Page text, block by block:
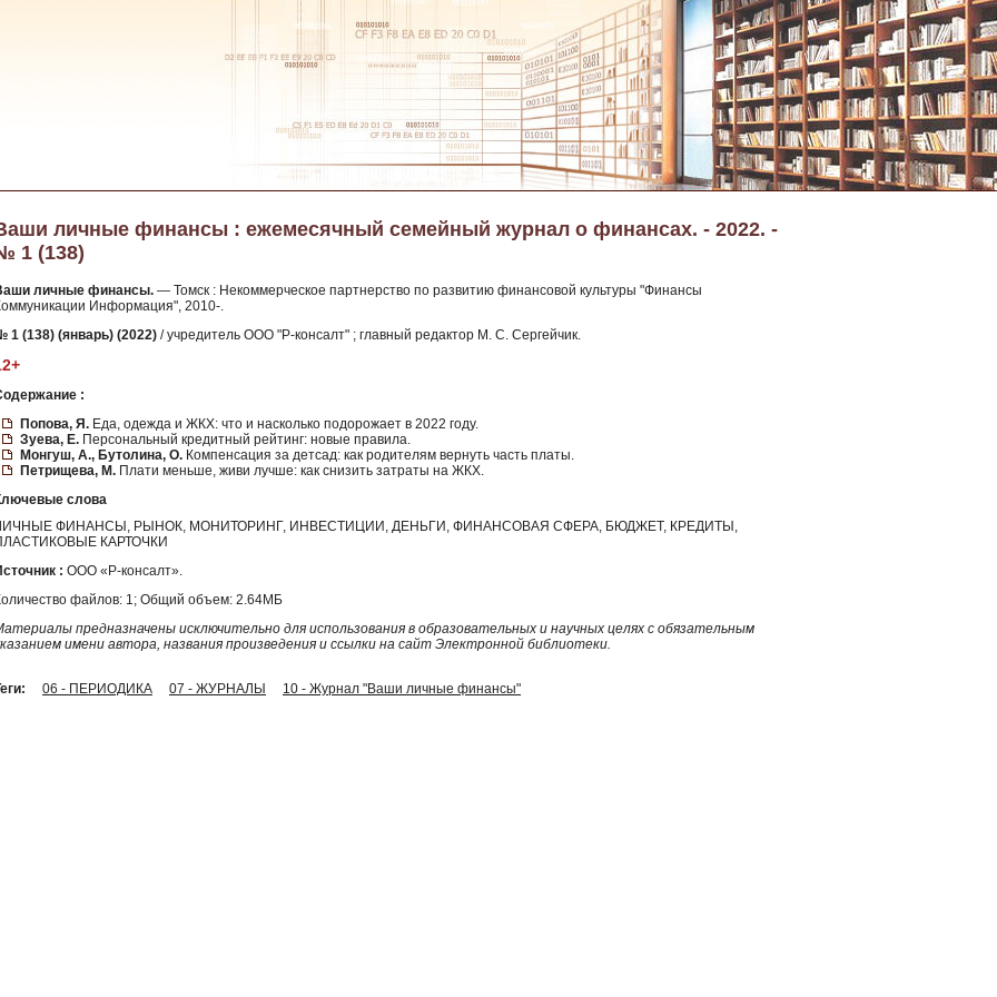
личные финансы : ежемесячный семейный журнал о финансах. - 2022. -
1 (138)
личные финансы. — Томск : Некоммерческое партнерство по развитию финансовой культуры "Финансы
Информация", 2010-.
1 (138) (январь) (2022) / учредитель ООО "Р-консалт" ; главный редактор М. С. Сергейчик.
:
Попова, Я. Еда, одежда и ЖКХ: что и насколько подорожает в 2022 году.
Зуева, Е. Персональный кредитный рейтинг: новые правила.
Монгуш, А., Бутолина, О. Компенсация за детсад: как родителям вернуть часть платы.
Петрищева, М. Плати меньше, живи лучше: как снизить затраты на ЖКХ.
слова
ФИНАНСЫ, РЫНОК, МОНИТОРИНГ, ИНВЕСТИЦИИ, ДЕНЬГИ, ФИНАНСОВАЯ СФЕРА, БЮДЖЕТ, КРЕДИТЫ,
КАРТОЧКИ
: ООО «Р-консалт».
файлов: 1; Общий объем: 2.64МБ
предназначены исключительно для использования в образовательных и научных целях с обязательным
имени автора, названия произведения и ссылки на сайт Электронной библиотеки.
06 - ПЕРИОДИКА 07 - ЖУРНАЛЫ 10 - Журнал "Ваши личные финансы"